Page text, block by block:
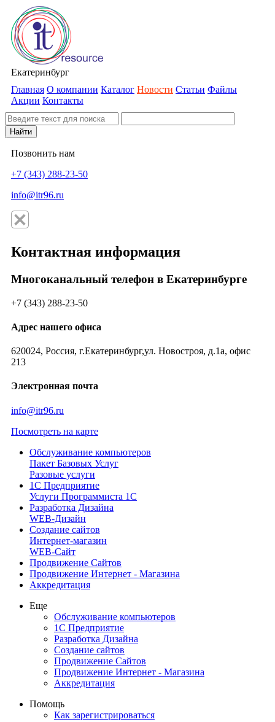
Екатеринбург
Главная О компании Каталог Новости Статьи Файлы
Акции Контакты
Найти
Позвонить нам
+7 (343) 288-23-50
info@itr96.ru
Контактная информация
Многоканальный телефон в Екатеринбурге
+7 (343) 288-23-50
Адрес нашего офиса
620024, Россия, г.Екатеринбург,ул. Новостроя, д.1а, офис
213
Электронная почта
info@itr96.ru
Посмотреть на карте
Обслуживание компьютеров
Пакет Базовых Услуг
Разовые услуги
1С Предприятие
Услуги Программиста 1С
Разработка Дизайна
WEB-Дизайн
Создание сайтов
Интернет-магазин
WEB-Сайт
Продвижение Сайтов
Продвижение Интернет - Магазина
Аккредитация
Еще
Обслуживание компьютеров
1С Предприятие
Разработка Дизайна
Создание сайтов
Продвижение Сайтов
Продвижение Интернет - Магазина
Аккредитация
Помощь
Как зарегистрироваться